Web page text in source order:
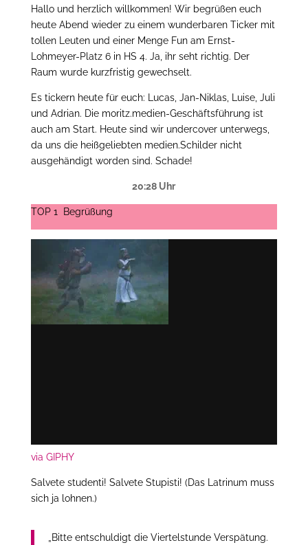
Hallo und herzlich willkommen! Wir begrüßen euch
heute Abend wieder zu einem wunderbaren Ticker mit
tollen Leuten und einer Menge Fun am Ernst-
Lohmeyer-Platz 6 in HS 4. Ja, ihr seht richtig. Der
Raum wurde kurzfristig gewechselt.
Es tickern heute für euch: Lucas, Jan-Niklas, Luise, Juli
und Adrian. Die moritz.medien-Geschäftsführung ist
auch am Start. Heute sind wir undercover unterwegs,
da uns die heißgeliebten medien.Schilder nicht
ausgehändigt worden sind. Schade!
20:28 Uhr
TOP 1 Begrüßung
via GIPHY
Salvete studenti! Salvete Stupisti! (Das Latrinum muss
sich ja lohnen.)
„Bitte entschuldigt die Viertelstunde Verspätung.